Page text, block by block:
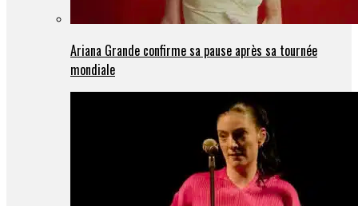
Ariana Grande confirme sa pause après sa tournée
mondiale